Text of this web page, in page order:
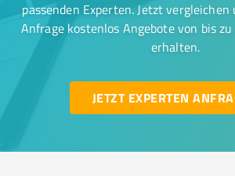
passenden Experten. Jetzt
Anfrage kostenlos Angebote von bis
erhalten.
JETZT EXPERTEN